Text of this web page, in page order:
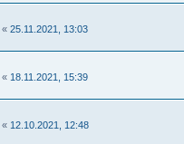
« 25.11.2021, 13:03
« 18.11.2021, 15:39
« 12.10.2021, 12:48